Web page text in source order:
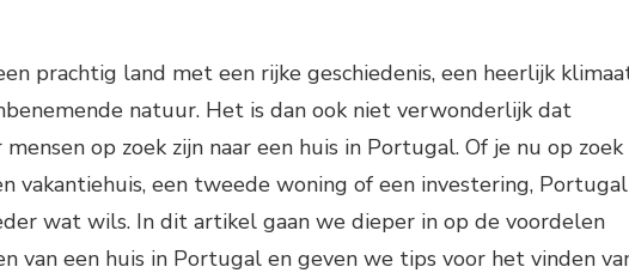
prachtig land met een rijke geschiedenis, een heerlijk
natuur. Het is dan ook niet verwonderlijk dat
op zoek zijn naar een huis in Portugal. Of je nu op zoek
vakantiehuis, een tweede woning of een investering, Portugal
wat wils. In dit artikel gaan we dieper in op de voordelen
van een huis in Portugal en geven we tips voor het vinden